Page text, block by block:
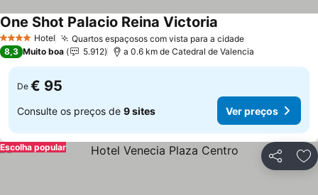
4 EstrelasHotel Quartos espaçosos com vista para a cidade
One Shot Palacio Reina Victoria
8,3 Muito boa 5.912 a 0.6 km de Catedral de Valencia
De € 95
Consulte os preços de 9 sites Ver preços
Partilhar
Escolha popular